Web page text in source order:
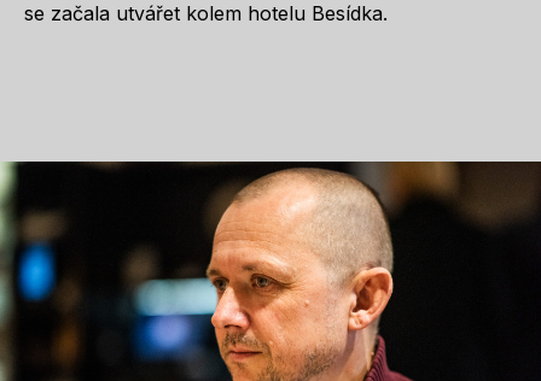
se začala utvářet kolem hotelu Besídka.